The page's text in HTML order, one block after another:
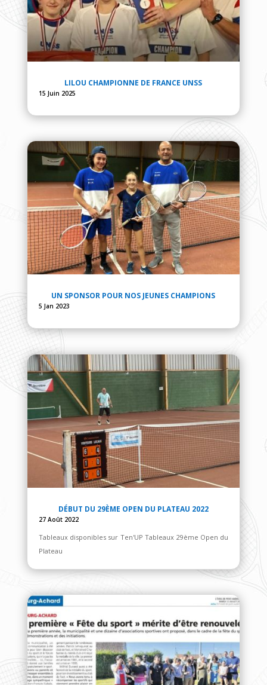
LILOU CHAMPIONNE DE FRANCE UNSS
15 Juin 2025
UN SPONSOR POUR NOS JEUNES CHAMPIONS
5 Jan 2023
DÉBUT DU 29ÈME OPEN DU PLATEAU 2022
27 Août 2022
Tableaux disponibles sur Ten'UP Tableaux 29ème Open du
Plateau